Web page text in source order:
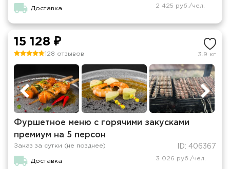
Доставка 2 425 руб./чел.
15 128 ₽
128 отзывов 3.9 кг
Фуршетное меню с горячими закусками
премиум на 5 персон
Заказ за сутки (не позднее) ID: 406367
Доставка 3 026 руб./чел.